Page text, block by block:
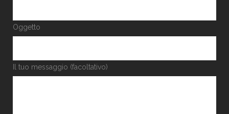
Oggetto
Il tuo messaggio (facoltativo)